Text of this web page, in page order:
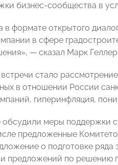
бизнес-сообщества в
в формате открытого
в сфере
— сказал Марк Геллер.
стало
в отношении России
гиперинфляция,
обсудили меры поддержки
предложенные
о подготовке ряда
предложений по решению